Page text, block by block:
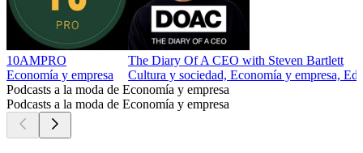
10AMPRO
Economía y empresa
The Diary Of A CEO with Steven Bartlett
Cultura y sociedad, Economía y empresa,
Podcasts a la moda de Economía y empresa
Podcasts a la moda de Economía y empresa